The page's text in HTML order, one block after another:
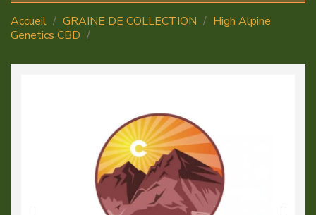
Accueil GRAINE DE COLLECTION
High Alpine
Genetics CBD